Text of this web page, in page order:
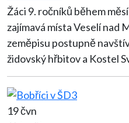
Žáci 9. ročníků během
zajímavá místa Veselí nad
zeměpisu postupně
židovský hřbitov a Kostel
19 čvn